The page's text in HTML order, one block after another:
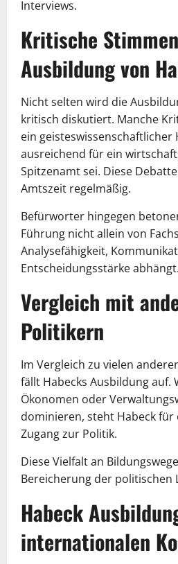
Interviews.
Kritische
Ausbildung von
Nicht selten wird die
kritisch diskutiert. Manche
ein
ausreichend für ein
Spitzenamt sei. Diese
Amtszeit regelmäßig.
Befürworter hingegen
Führung nicht allein von
Analysefähigkeit,
Entscheidungsstärke abhängt.
Vergleich mit
Politikern
Im Vergleich zu vielen
fällt Habecks Ausbildung auf.
Ökonomen oder
dominieren, steht Habeck für
Zugang zur Politik.
Diese Vielfalt an
Bereicherung der politischen
Habeck
internationalen